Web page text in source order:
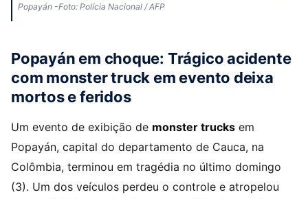
Popayán -Foto: Polícia Nacional / AFP
Popayán em choque: Trágico acidente
com monster truck em evento deixa
mortos e feridos
Um evento de exibição de monster trucks em
Popayán, capital do departamento de Cauca, na
Colômbia, terminou em tragédia no último domingo
(3). Um dos veículos perdeu o controle e atropelou